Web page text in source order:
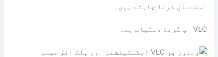
استعمال کرنا چاہتے ہیں۔
VLC اپ گریڈ دستیاب ہے۔